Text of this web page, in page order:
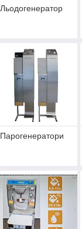
Льодогенератор
Парогенератори